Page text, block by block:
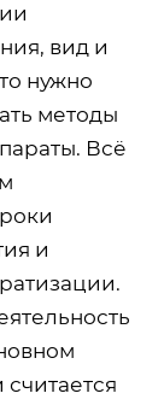
вид и
нужно
методы
Всё
и